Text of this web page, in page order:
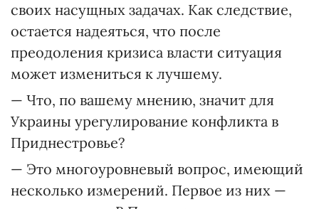
своих насущных задачах. Как следствие,
остается надеяться, что после
преодоления кризиса власти ситуация
может измениться к лучшему.
— Что, по вашему мнению, значит для
Украины урегулирование конфликта в
Приднестровье?
— Это многоуровневый вопрос, имеющий
несколько измерений. Первое из них —